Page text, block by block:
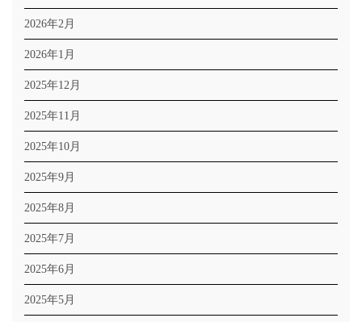
2026年2月
2026年1月
2025年12月
2025年11月
2025年10月
2025年9月
2025年8月
2025年7月
2025年6月
2025年5月